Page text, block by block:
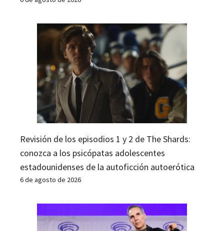
Revisión de los episodios 1 y 2 de The Shards:
conozca a los psicópatas adolescentes
estadounidenses de la autoficción autoerótica
6 de agosto de 2026